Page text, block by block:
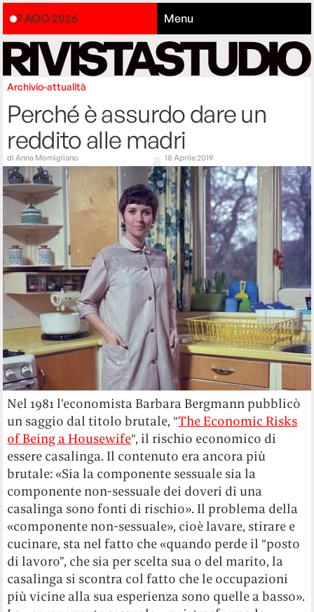
7 AGO 2026 Menu
Archivio-attualità
Perché è assurdo dare un
reddito alle madri
diAnna Momigliano 18 Aprile 2019
Nel 1981 l’economista Barbara Bergmann pubblicò
un saggio dal titolo brutale, “The Economic Risks
of Being a Housewife“, il rischio economico di
essere casalinga. Il contenuto era ancora più
brutale: «Sia la componente sessuale sia la
componente non-sessuale dei doveri di una
casalinga sono fonti di rischio». Il problema della
«componente non-sessuale», cioè lavare, stirare e
cucinare, sta nel fatto che «quando perde il “posto
di lavoro”, che sia per scelta sua o del marito, la
casalinga si scontra col fatto che le occupazioni
più vicine alla sua esperienza sono quelle a basso».